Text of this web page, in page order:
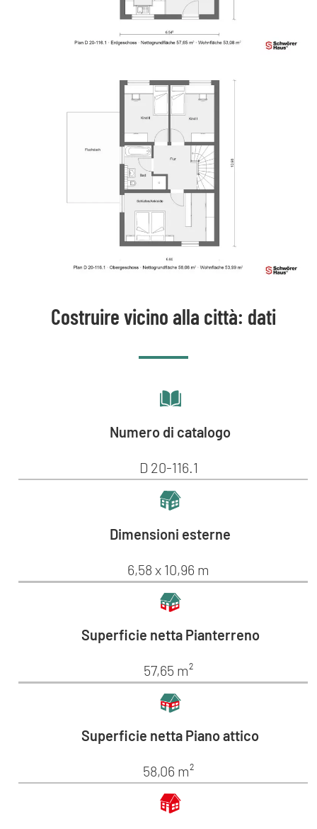
Costruire vicino alla città: dati
Numero di catalogo
D 20-116.1
Dimensioni esterne
6,58 x 10,96 m
Superficie netta Pianterreno
57,65 m²
Superficie netta Piano attico
58,06 m²